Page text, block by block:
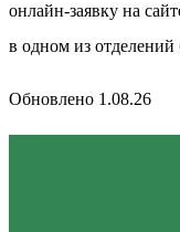
онлайн-заявку на
в одном из отделений
Обновлено 1.08.26